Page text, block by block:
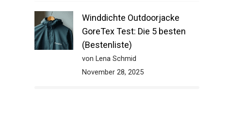
Winddichte Outdoorjacke
GoreTex Test: Die 5 besten
(Bestenliste)
von Lena Schmid
November 28, 2025